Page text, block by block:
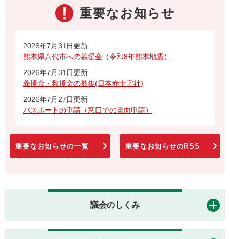
重要なお知らせ
2026年7月31日更新
熊本県八代市への義援金（令和8年熊本地震）
2026年7月31日更新
義援金・救援金の募集(日本赤十字社)
2026年7月27日更新
パスポートの申請（窓口での書面申請）
重要なお知らせの一覧 重要なお知らせのRSS
議会のしくみ